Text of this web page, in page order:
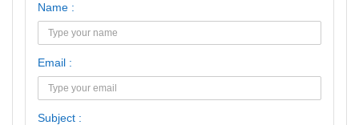
Name :
Email :
Subject :